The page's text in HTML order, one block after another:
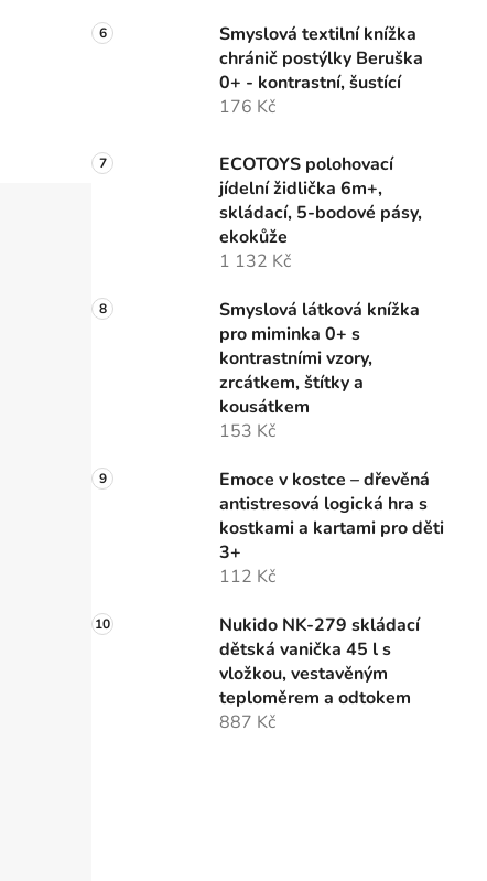
Smyslová textilní knížka
chránič postýlky Beruška
0+ - kontrastní, šustící
176 Kč
ECOTOYS polohovací
jídelní židlička 6m+,
skládací, 5-bodové pásy,
ekokůže
1 132 Kč
Smyslová látková knížka
pro miminka 0+ s
kontrastními vzory,
zrcátkem, štítky a
kousátkem
153 Kč
Emoce v kostce – dřevěná
antistresová logická hra s
kostkami a kartami pro děti
3+
112 Kč
Nukido NK-279 skládací
dětská vanička 45 l s
vložkou, vestavěným
teploměrem a odtokem
887 Kč